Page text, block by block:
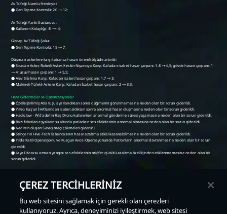
ÇEREZ TERCİHLERİNİZ
Bu web sitesini sağlamak için gerekli olan çerezleri
kullanıyoruz. Ayrıca, deneyiminizi iyileştirmek, web sitesi